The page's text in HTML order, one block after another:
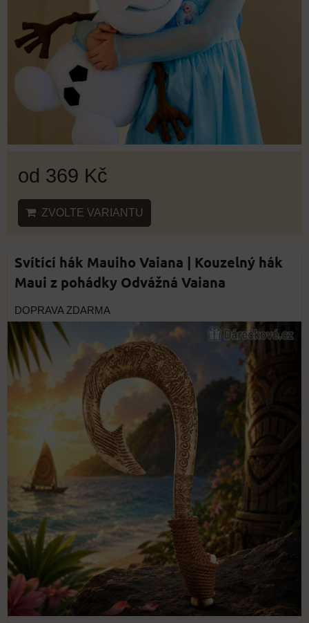
od 369 Kč
ZVOLTE VARIANTU
Svítící hák Mauiho Vaiana | Kouzelný hák
Maui z pohádky Odvážná Vaiana
DOPRAVA ZDARMA